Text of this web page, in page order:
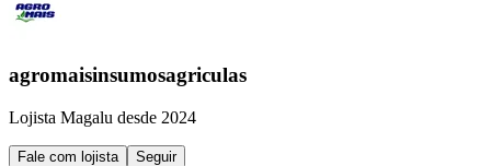
agromaisinsumosagriculas
Lojista Magalu desde 2024
Fale com lojista Seguir